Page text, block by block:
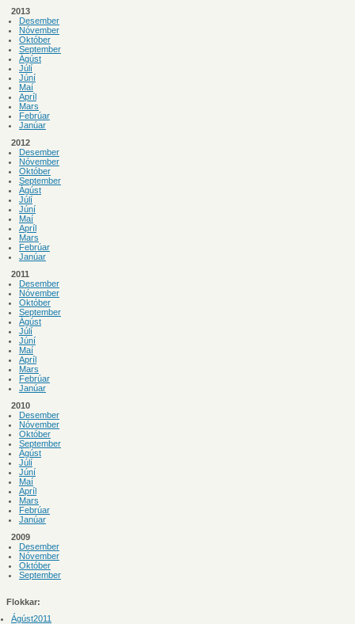
2013
Desember
Nóvember
Október
September
Ágúst
Júlí
Júní
Maí
Apríl
Mars
Febrúar
Janúar
2012
Desember
Nóvember
Október
September
Ágúst
Júlí
Júní
Maí
Apríl
Mars
Febrúar
Janúar
2011
Desember
Nóvember
Október
September
Ágúst
Júlí
Júní
Maí
Apríl
Mars
Febrúar
Janúar
2010
Desember
Nóvember
Október
September
Ágúst
Júlí
Júní
Maí
Apríl
Mars
Febrúar
Janúar
2009
Desember
Nóvember
Október
September
Flokkar:
Ágúst2011